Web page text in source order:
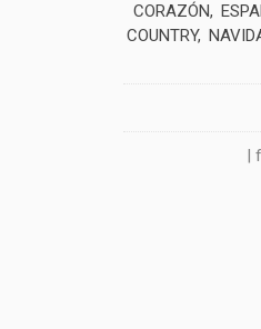
CORAZÓN
COUNTRY
|